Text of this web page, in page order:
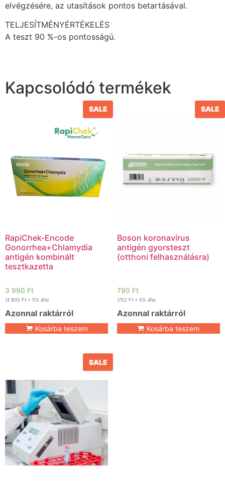
elvégzésére, az utasítások pontos betartásával.
TELJESÍTMÉNYÉRTÉKELÉS
A teszt 90 %-os pontosságú.
Kapcsolódó termékek
SALE
RapiChek-Encode
Gonorrhea+Chlamydia
antigén kombinált
tesztkazetta
3 990 Ft
(3 800 Ft + 5% áfa)
Azonnal raktárról
Kosárba teszem
SALE
Boson koronavírus
antigén gyorsteszt
(otthoni felhasználásra)
790 Ft
(752 Ft+ 5% áfa)
Azonnal raktárról
Kosárba teszem
SALE